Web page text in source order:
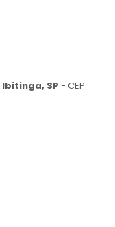
Ibitinga, SP - CEP